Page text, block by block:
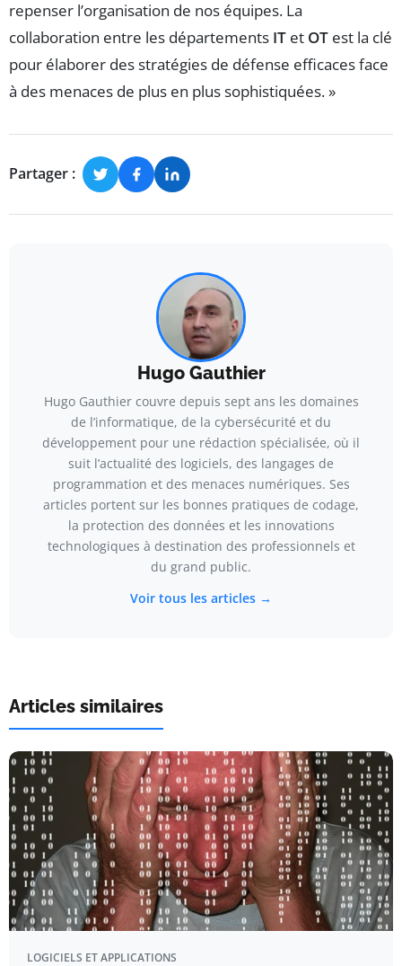
repenser l’organisation de nos équipes. La
collaboration entre les départements IT et OT est la clé
pour élaborer des stratégies de défense efficaces face
à des menaces de plus en plus sophistiquées. »
Partager :
Hugo Gauthier
Hugo Gauthier couvre depuis sept ans les domaines
de l’informatique, de la cybersécurité et du
développement pour une rédaction spécialisée, où il
suit l’actualité des logiciels, des langages de
programmation et des menaces numériques. Ses
articles portent sur les bonnes pratiques de codage,
la protection des données et les innovations
technologiques à destination des professionnels et
du grand public.
Voir tous les articles →
Articles similaires
LOGICIELS ET APPLICATIONS